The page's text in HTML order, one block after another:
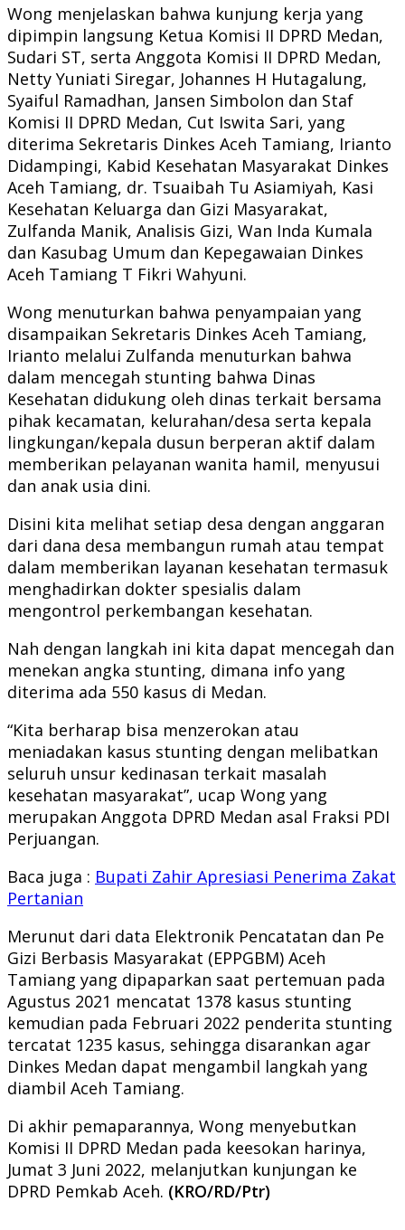
Wong menjelaskan bahwa kunjung kerja yang
dipimpin langsung Ketua Komisi II DPRD Medan,
Sudari ST, serta Anggota Komisi II DPRD Medan,
Netty Yuniati Siregar, Johannes H Hutagalung,
Syaiful Ramadhan, Jansen Simbolon dan Staf
Komisi II DPRD Medan, Cut Iswita Sari, yang
diterima Sekretaris Dinkes Aceh Tamiang, Irianto
Didampingi, Kabid Kesehatan Masyarakat Dinkes
Aceh Tamiang, dr. Tsuaibah Tu Asiamiyah, Kasi
Kesehatan Keluarga dan Gizi Masyarakat,
Zulfanda Manik, Analisis Gizi, Wan Inda Kumala
dan Kasubag Umum dan Kepegawaian Dinkes
Aceh Tamiang T Fikri Wahyuni.
Wong menuturkan bahwa penyampaian yang
disampaikan Sekretaris Dinkes Aceh Tamiang,
Irianto melalui Zulfanda menuturkan bahwa
dalam mencegah stunting bahwa Dinas
Kesehatan didukung oleh dinas terkait bersama
pihak kecamatan, kelurahan/desa serta kepala
lingkungan/kepala dusun berperan aktif dalam
memberikan pelayanan wanita hamil, menyusui
dan anak usia dini.
Disini kita melihat setiap desa dengan anggaran
dari dana desa membangun rumah atau tempat
dalam memberikan layanan kesehatan termasuk
menghadirkan dokter spesialis dalam
mengontrol perkembangan kesehatan.
Nah dengan langkah ini kita dapat mencegah dan
menekan angka stunting, dimana info yang
diterima ada 550 kasus di Medan.
“Kita berharap bisa menzerokan atau
meniadakan kasus stunting dengan melibatkan
seluruh unsur kedinasan terkait masalah
kesehatan masyarakat”, ucap Wong yang
merupakan Anggota DPRD Medan asal Fraksi PDI
Perjuangan.
Baca juga : Bupati Zahir Apresiasi Penerima Zakat
Pertanian
Merunut dari data Elektronik Pencatatan dan Pe
Gizi Berbasis Masyarakat (EPPGBM) Aceh
Tamiang yang dipaparkan saat pertemuan pada
Agustus 2021 mencatat 1378 kasus stunting
kemudian pada Februari 2022 penderita stunting
tercatat 1235 kasus, sehingga disarankan agar
Dinkes Medan dapat mengambil langkah yang
diambil Aceh Tamiang.
Di akhir pemaparannya, Wong menyebutkan
Komisi II DPRD Medan pada keesokan harinya,
Jumat 3 Juni 2022, melanjutkan kunjungan ke
DPRD Pemkab Aceh. (KRO/RD/Ptr)